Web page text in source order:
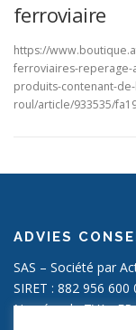
ferroviaire
https://
ferroviaires-reperage-
produits-contenant-
roul/article/933535/
ADVIES
SAS – Société par
SIRET : 882 956 600
Numéro de TVA :